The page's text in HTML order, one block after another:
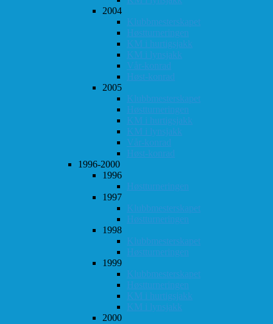
2004
Klubbmesterskapet
Høstturneringen
KM i hurtigsjakk
KM i lynsjakk
Vår-konrad
Høst-konrad
2005
Klubbmesterskapet
Høstturneringen
KM i hurtigsjakk
KM i lynsjakk
Vår-konrad
Høst-konrad
1996-2000
1996
Høstturneringen
1997
Klubbmesterskapet
Høstturneringen
1998
Klubbmesterskapet
Høstturneringen
1999
Klubbmesterskapet
Høstturneringen
KM i hurtigsjakk
KM i lynsjakk
2000